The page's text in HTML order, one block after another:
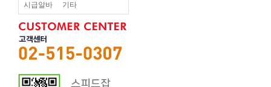
시급알바 기타